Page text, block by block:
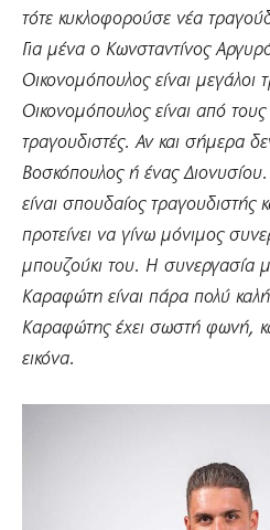
τότε κυκλοφορούσε νέα
Για μένα ο Κωνσταντίνος
Οικονομόπουλος είναι μεγάλοι
Οικονομόπουλος είναι από
τραγουδιστές. Αν και σήμερα
Βοσκόπουλος ή ένας
είναι σπουδαίος τραγουδιστής
προτείνει να γίνω μόνιμος
μπουζούκι του. Η συνεργασία
Καραφώτη είναι πάρα πολύ
Καραφώτης έχει σωστή φωνή,
εικόνα.